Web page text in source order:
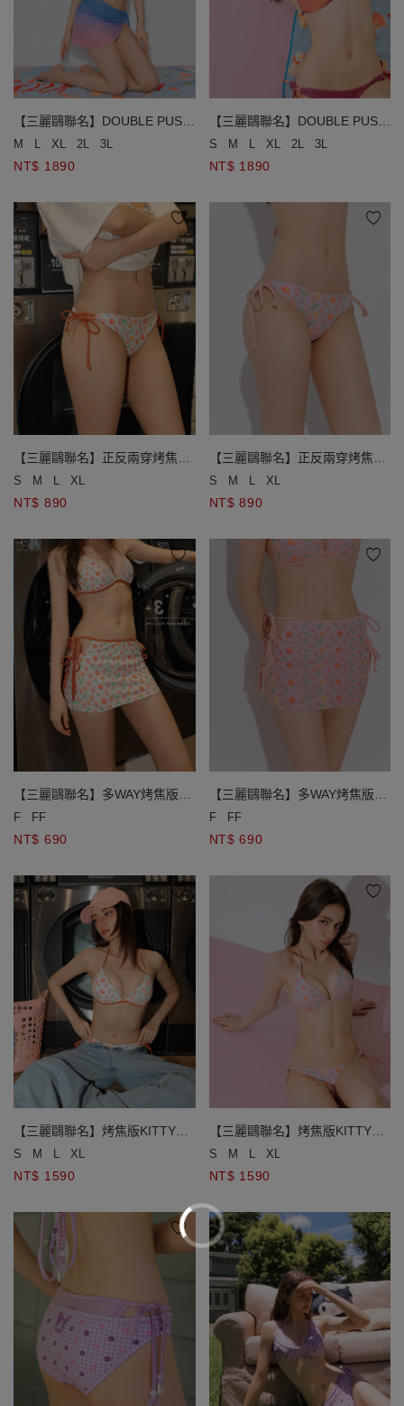
【三麗鷗聯名】DOUBLE PUSH
漸層變色單綁帶比基尼
M L XL 2L 3L
NT$ 1890
【三麗鷗聯名】DOUBLE PUSH
漸層變色單綁帶比基尼
S M L XL 2L 3L
NT$ 1890
【三麗鷗聯名】正反兩穿烤焦版
KITTY滿版印花低腰側綁帶泳褲
S M L XL
NT$ 890
【三麗鷗聯名】正反兩穿烤焦版
KITTY滿版印花低腰側綁帶泳褲
S M L XL
NT$ 890
【三麗鷗聯名】多WAY烤焦版
KITTY滿版印花側鏤空綁帶短裙
F FF
NT$ 690
【三麗鷗聯名】多WAY烤焦版
KITTY滿版印花側鏤空綁帶短裙
F FF
NT$ 690
【三麗鷗聯名】烤焦版KITTY滿
版印花比基尼
S M L XL
NT$ 1590
【三麗鷗聯名】烤焦版KITTY滿
版印花比基尼
S M L XL
NT$ 1590